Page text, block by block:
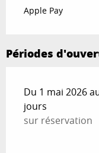
Apple Pay
Périodes
Du 1 mai 2026
jours
sur réservation